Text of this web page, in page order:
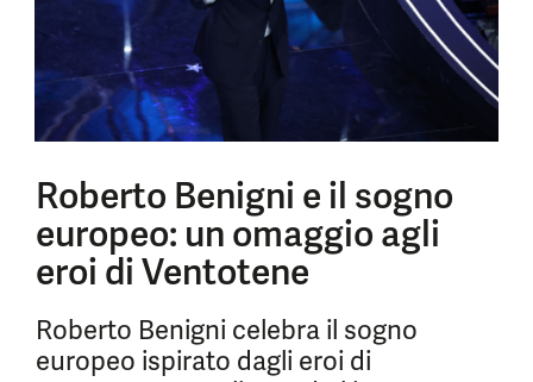
Roberto Benigni e il sogno
europeo: un omaggio agli
eroi di Ventotene
Roberto Benigni celebra il sogno
europeo ispirato dagli eroi di